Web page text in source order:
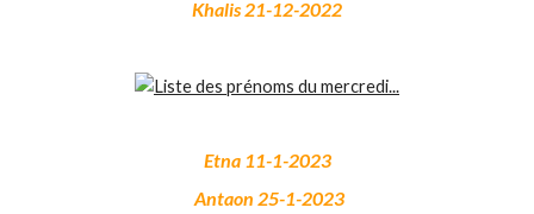
Khalis 21-12-2022
Etna 11-1-2023
Antaon 25-1-2023